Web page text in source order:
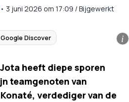
• 3 juni 2026 om 17:09 /Bijgewerkt
Discover i
heeft diepe sporen
teamgenoten van
verdediger van de